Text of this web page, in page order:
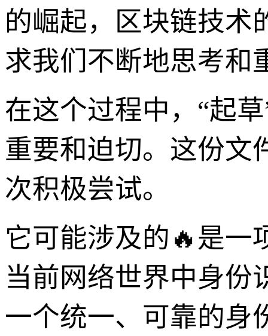
的崛起，区块链技术
求我们不断地思考和
在这个过程中，“起
重要和迫切。这份文
次积极尝试。
它可能涉及的🔥是一
当前网络世界中身份
一个统一、可靠的身